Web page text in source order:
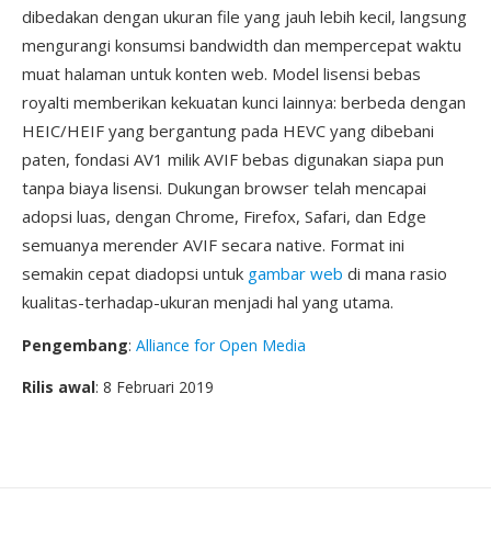
dibedakan dengan ukuran file yang jauh lebih kecil, langsung
mengurangi konsumsi bandwidth dan mempercepat waktu
muat halaman untuk konten web. Model lisensi bebas
royalti memberikan kekuatan kunci lainnya: berbeda dengan
HEIC/HEIF yang bergantung pada HEVC yang dibebani
paten, fondasi AV1 milik AVIF bebas digunakan siapa pun
tanpa biaya lisensi. Dukungan browser telah mencapai
adopsi luas, dengan Chrome, Firefox, Safari, dan Edge
semuanya merender AVIF secara native. Format ini
semakin cepat diadopsi untuk gambar web di mana rasio
kualitas-terhadap-ukuran menjadi hal yang utama.
Pengembang: Alliance for Open Media
Rilis awal: 8 Februari 2019